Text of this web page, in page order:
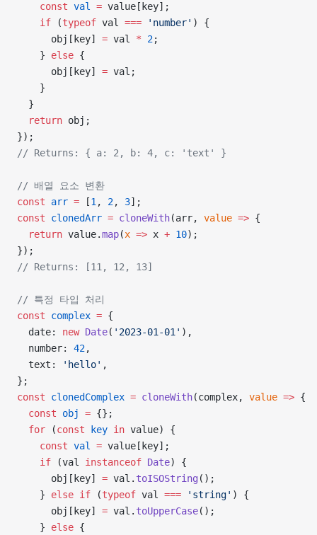
    const
val = value[key];
    if
(typeof val === 'number' ) {
      obj[key]
= val * 2;
    }
else {
      obj[key]
= val;
    }
  }
  return
obj;
});
// Returns: { a: 2, b: 4, c: 'text' }
// 배열 요소 변환
const arr = [1 , 2, 3];
const clonedArr = cloneWith(arr, value => {
  return
value.map(x => x + 10);
});
// Returns: [11, 12, 13]
// 특정 타입 처리
const complex = {
  date:
new Date( '2023-01-01' ),
  number:
42,
  text:
'hello' ,
};
const clonedComplex = cloneWith(complex, value => {
  const
obj = {};
  for
(const key in value) {
    const
val = value[key];
    if
(val instanceof Date) {
      obj[key]
= val. toISOString ();
    }
else if (typeof val === 'string' ) {
      obj[key]
= val. toUpperCase();
    }
else {